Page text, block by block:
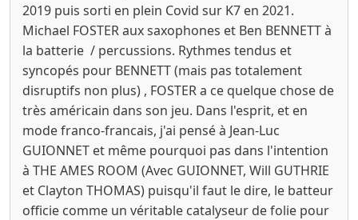
2019 puis sorti en plein Covid sur K7 en 2021.
Michael FOSTER aux saxophones et Ben BENNETT à
la batterie / percussions. Rythmes tendus et
syncopés pour BENNETT (mais pas totalement
disruptifs non plus) , FOSTER a ce quelque chose de
très américain dans son jeu. Dans l'esprit, et en
mode franco-francais, j'ai pensé à Jean-Luc
GUIONNET et même pourquoi pas dans l'intention
à THE AMES ROOM (Avec GUIONNET, Will GUTHRIE
et Clayton THOMAS) puisqu'il faut le dire, le batteur
officie comme un véritable catalyseur de folie pour